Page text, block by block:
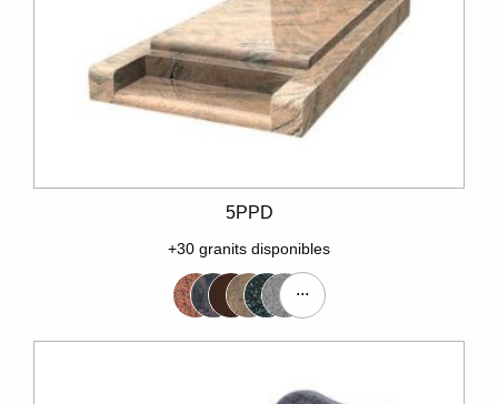
5PPD
+30 granits disponibles
...